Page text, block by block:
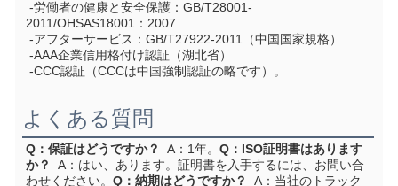
2011/OHSAS18001：2007
-アフターサービス：GB/T27922-2011（中国国家規格）
-AAA企業信用格付け認証（湖北省）
-CCC認証（CCCは中国強制認証の略です）。
よくある質問
Q：保証はどうですか？
  A：1年。
Q：ISO証明書はあります
か？
  A：はい、あります。証明書を入手するには、お問い合
わせください。 Q：納期はどうですか？
  A：当社のトラック